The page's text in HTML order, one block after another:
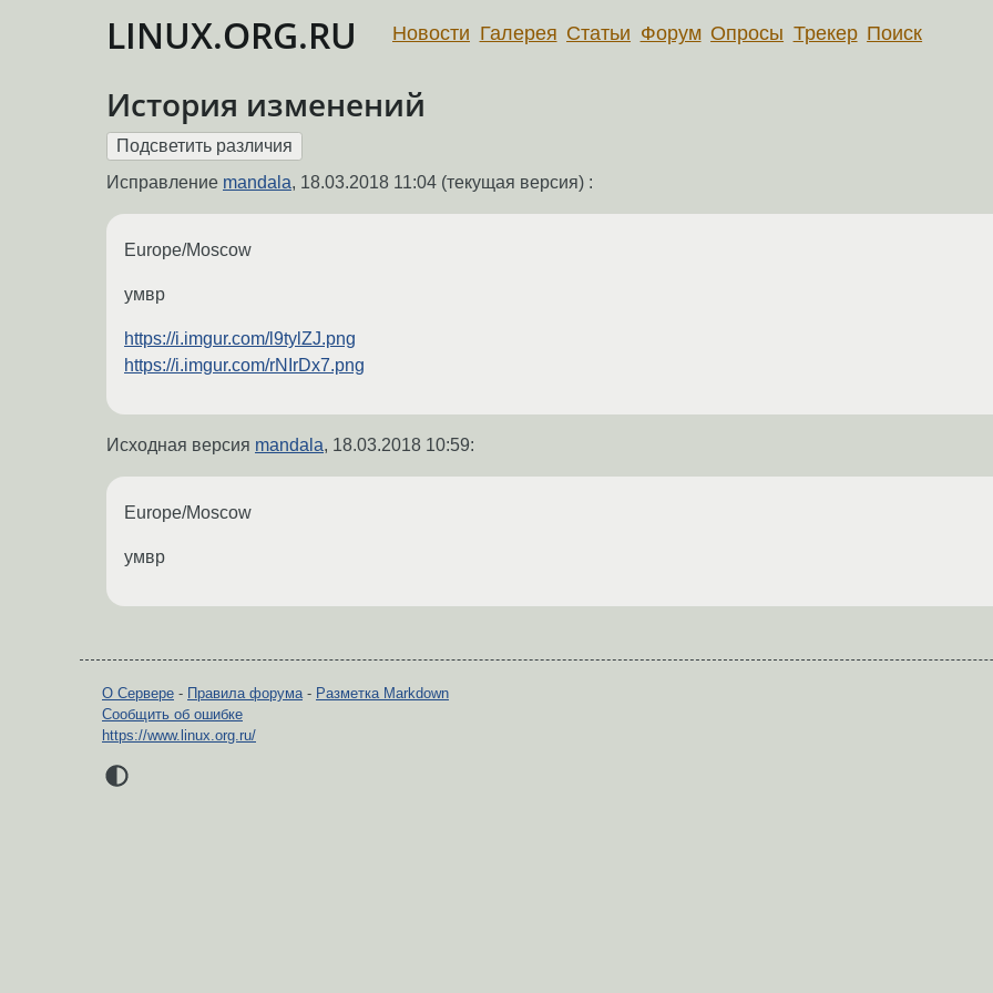
LINUX.ORG.RU Новости Галерея Статьи Форум Опросы Трекер Поиск
История изменений
Исправление mandala, 18.03.2018 11:04 (текущая версия) :
Europe/Moscow
умвр
https://i.imgur.com/l9tylZJ.png
https://i.imgur.com/rNIrDx7.png
Исходная версия mandala, 18.03.2018 10:59:
Europe/Moscow
умвр
О Сервере - Правила форума- Разметка Markdown
Сообщить об ошибке
https://www.linux.org.ru/